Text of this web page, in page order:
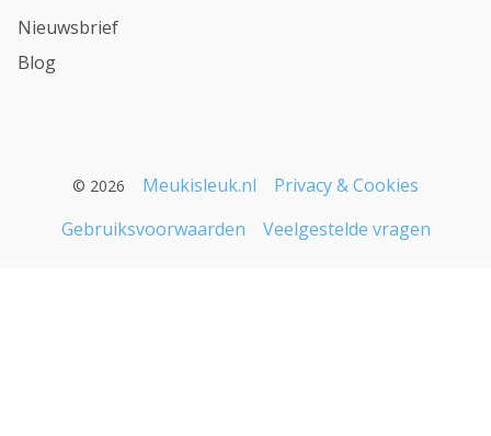
Nieuwsbrief
Blog
© 2026 Meukisleuk.nl
Privacy & Cookies
Gebruiksvoorwaarden
Veelgestelde vragen